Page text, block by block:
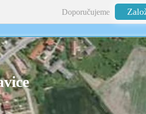
Doporučujeme